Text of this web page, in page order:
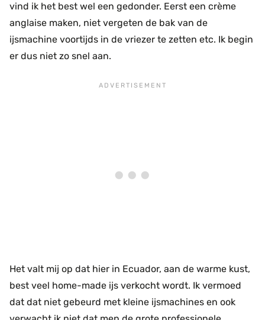
vind ik het best wel een gedonder. Eerst een crème
anglaise maken, niet vergeten de bak van de
ijsmachine voortijds in de vriezer te zetten etc. Ik begin
er dus niet zo snel aan.
Het valt mij op dat hier in Ecuador, aan de warme kust,
best veel home-made ijs verkocht wordt. Ik vermoed
dat dat niet gebeurd met kleine ijsmachines en ook